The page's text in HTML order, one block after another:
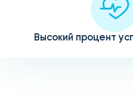
Высокий процент